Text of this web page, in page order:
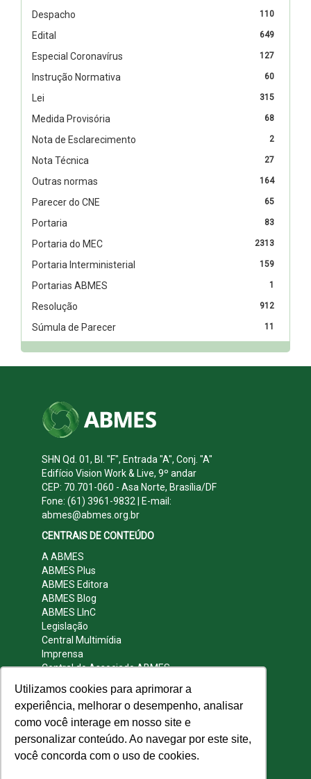
Utilizamos cookies para aprimorar a
experiência, melhorar o desempenho, analisar
como você interage em nosso site e
personalizar conteúdo. Ao navegar por este site,
você concorda com o uso de cookies.
110
Despacho
649
Edital
127
Especial Coronavírus
60
Instrução Normativa
315
Lei
68
Medida Provisória
2
Nota de Esclarecimento
27
Nota Técnica
164
Outras normas
65
Parecer do CNE
83
Portaria
2313
Portaria do MEC
159
Portaria Interministerial
1
Portarias ABMES
912
Resolução
11
Súmula de Parecer
SHN Qd. 01, Bl. "F", Entrada "A", Conj. "A"
Edifício Vision Work & Live, 9º andar
CEP: 70.701-060 - Asa Norte, Brasília/DF
Fone: (61) 3961-9832 | E-mail:
abmes@abmes.org.br
CENTRAIS DE CONTEÚDO
A ABMES
ABMES Plus
ABMES Editora
ABMES Blog
ABMES LInC
Legislação
Central Multimídia
Imprensa
Central do Associado ABMES
REDES SOCIAIS